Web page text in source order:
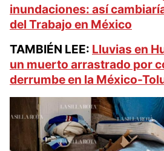
Las autoridades también
atención deinundaciones
afectaciones derivadas de
lluvia.
TAMBIÉN LEE:Home office
inundaciones: así
del Trabajo en México
TAMBIÉN LEE:Lluvias en